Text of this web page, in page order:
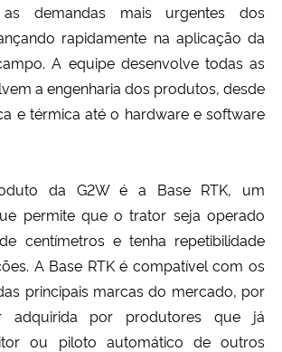
demandas mais urgentes dos
rapidamente na aplicação da
A equipe desenvolve todas as
a engenharia dos produtos, desde
e térmica até o hardware e software
da G2W é a Base RTK, um
permite que o trator seja operado
centímetros e tenha repetibilidade
A Base RTK é compatível com os
principais marcas do mercado, por
adquirida por produtores que já
ou piloto automático de outros